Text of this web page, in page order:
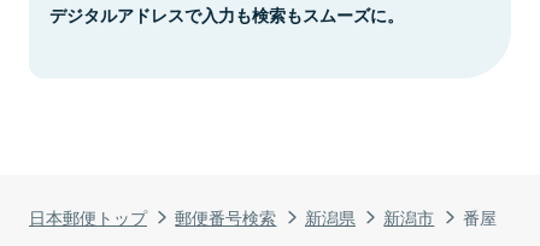
日本郵便トップ 郵便番号検索 新潟県 新潟市 番屋
デジタルアドレスで入力も検索もスムーズに。